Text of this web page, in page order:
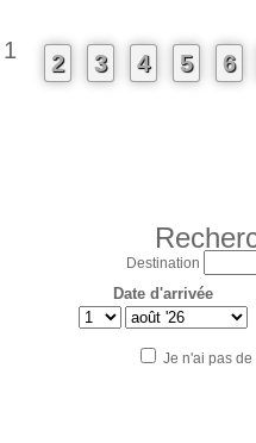
1 2 3 4 5 6
Destination
Date d'arrivée
Je n'ai pas